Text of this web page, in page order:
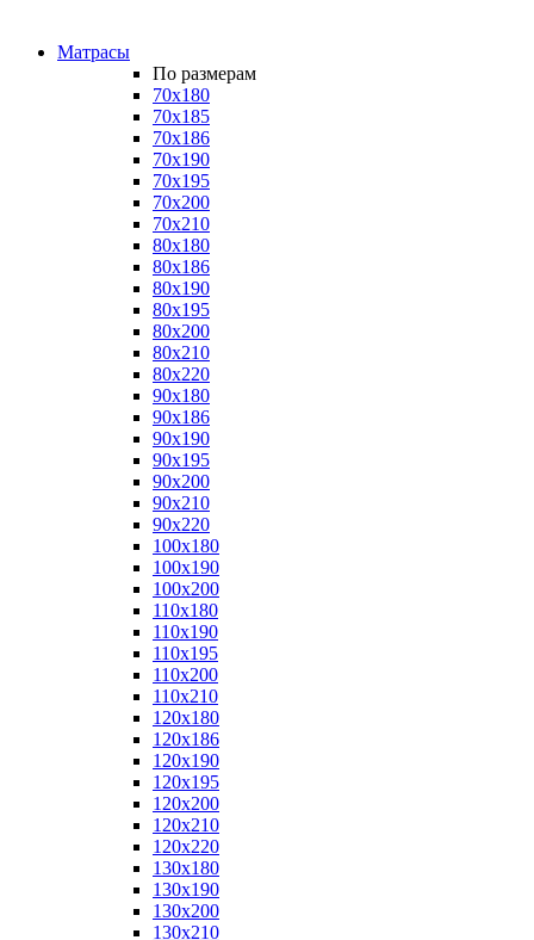
Матрасы
По размерам
70x180
70x185
70x186
70x190
70x195
70x200
70x210
80x180
80x186
80x190
80x195
80x200
80x210
80x220
90x180
90x186
90x190
90x195
90x200
90x210
90x220
100x180
100x190
100x200
110x180
110x190
110x195
110x200
110x210
120x180
120x186
120x190
120x195
120x200
120x210
120x220
130x180
130x190
130x200
130x210